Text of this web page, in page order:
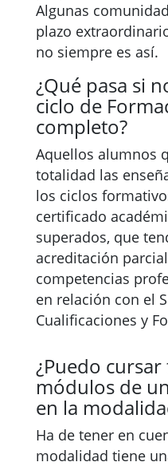
Algunas
plazo
no siempre es así.
¿Qué pasa si
ciclo de
completo?
Aquellos alumnos
totalidad las
los ciclos
certificado
superados, que
acreditación
competencias
en relación con el
Cualificaciones y
¿Puedo
módulos de
en la
Ha de tener en
modalidad tiene